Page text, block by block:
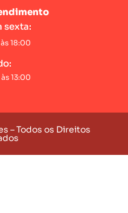
sexta:
18:00
13:00
– Todos os Direitos